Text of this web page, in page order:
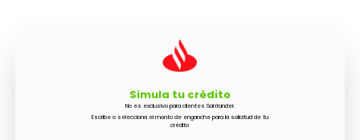
Simula tu crédito
No es exclusivo para clientes Santander.
Escribe o selecciona el monto de enganche para la solicitud de tu
crédito